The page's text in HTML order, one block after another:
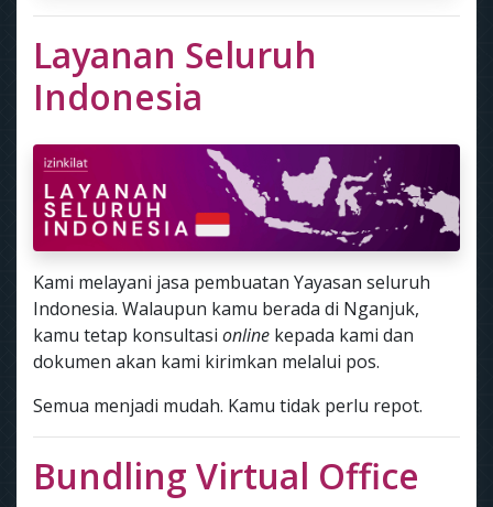
Layanan Seluruh
Indonesia
Kami melayani jasa pembuatan Yayasan seluruh
Indonesia. Walaupun kamu berada di Nganjuk,
kamu tetap konsultasi online kepada kami dan
dokumen akan kami kirimkan melalui pos.
Semua menjadi mudah. Kamu tidak perlu repot.
Bundling Virtual Office